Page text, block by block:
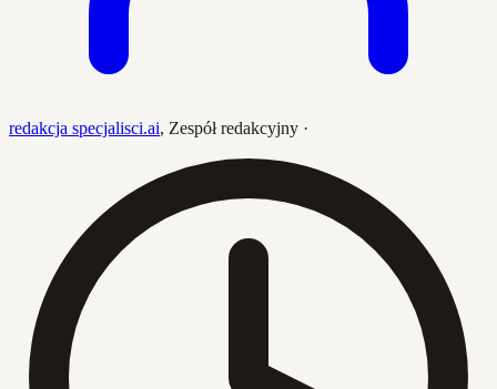
redakcja specjalisci.ai, Zespół redakcyjny ·